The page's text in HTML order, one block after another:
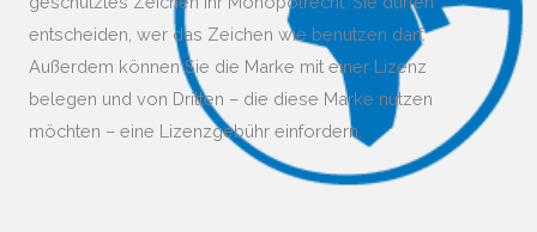
entscheiden, wer das Zeichen wie benutzen darf.
Außerdem können Sie die Marke mit einer Lizenz
belegen und von Dritten – die diese Marke nutzen
möchten – eine Lizenzgebühr einfordern.